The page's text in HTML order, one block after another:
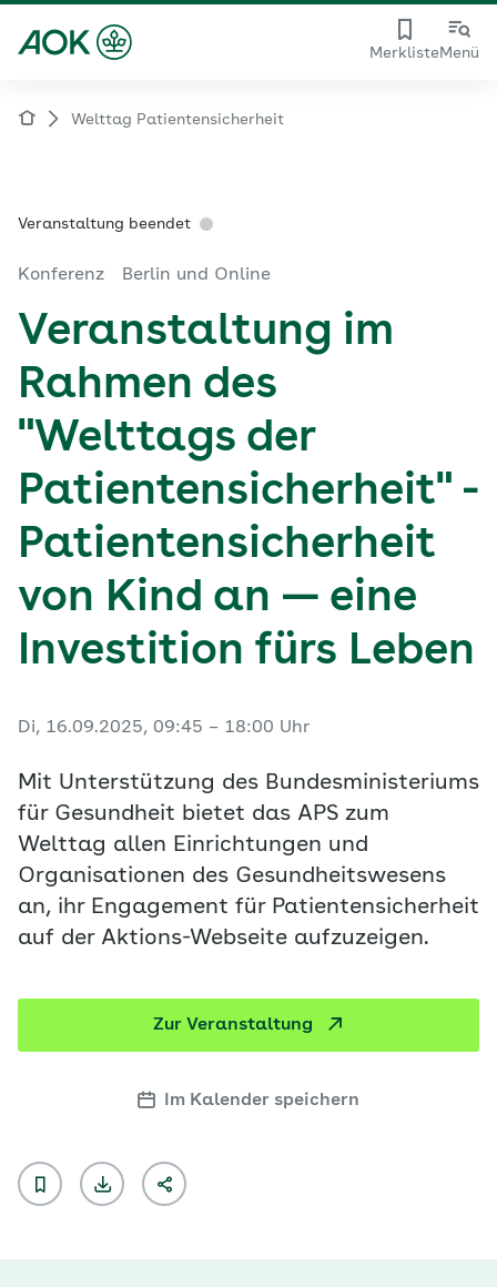
MerklisteMenü
Welttag Patientensicherheit
Veranstaltung beendet
Konferenz Berlin und Online
Veranstaltung im
Rahmen des
"Welttags der
Patientensicherheit" -
Patientensicherheit
von Kind an — eine
Investition fürs Leben
Di, 16.09.2025, 09:45 – 18:00 Uhr
Mit Unterstützung des Bundesministeriums
für Gesundheit bietet das APS zum
Welttag allen Einrichtungen und
Organisationen des Gesundheitswesens
an, ihr Engagement für Patientensicherheit
auf der Aktions-Webseite aufzuzeigen.
Zur Veranstaltung
Im Kalender speichern